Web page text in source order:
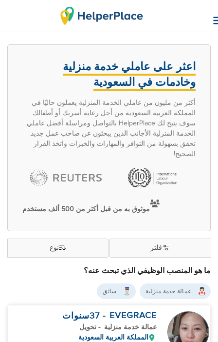
اعثر على عاملي خدمة منزلية
وخادمات في السعودية
أكثر من مليون من عاملي الخدمة المنزلية يعملون حاليًا في
المملكة العربية السعودية من أجل رعاية أسرتك أو أطفالك.
سوف يتيح لك HelperPlace بالتواصل ومراسلة أفضل عاملي
الخدمة المنزلية الأجانب الذين يبحثون عن صاحب عمل جديد.
تحقق بسهولة من التوافر والمهارات والخبرات واتخذ القرار
الصحيح!
موثوق به من قبل أكثر من 500 ألف مستخدم
ما هو المنصب الوظيفي الذي تبحث عنه؟
فلتر نوع
عمالة خدمة منزلية سائق
EVEGRACE
- 37 سنوات
عمالة خدمة منزلية - تحويل
المملكة العربية السعودية